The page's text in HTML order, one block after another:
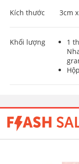
Kích thước 3cm
Khối lượng
1